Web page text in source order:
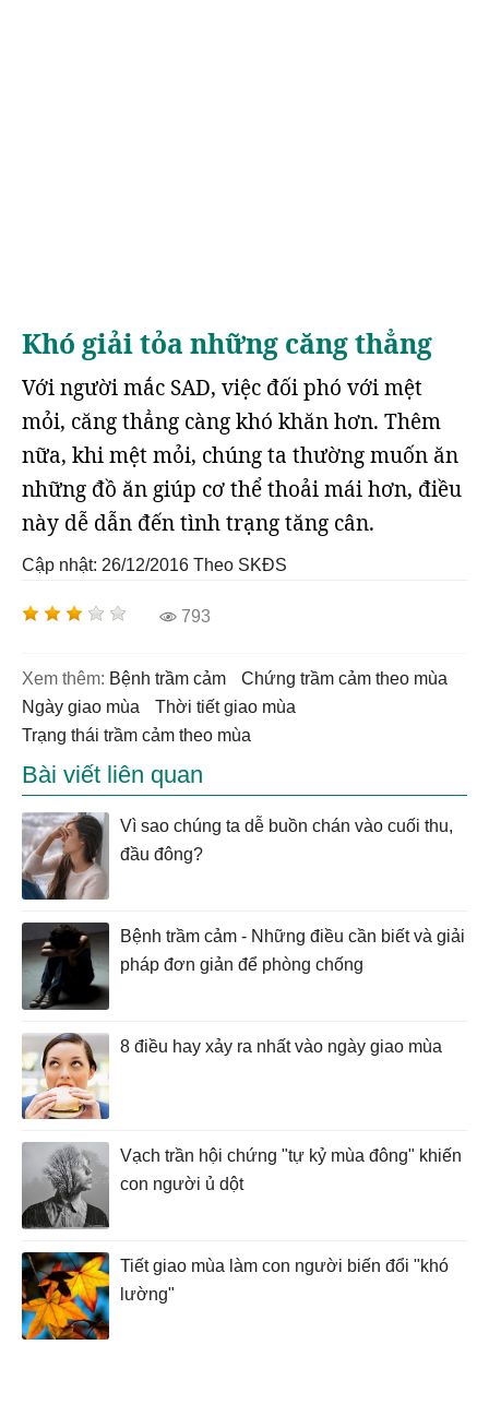
Khó giải tỏa những căng thẳng
Với người mắc SAD, việc đối phó với mệt
mỏi, căng thẳng càng khó khăn hơn. Thêm
nữa, khi mệt mỏi, chúng ta thường muốn ăn
những đồ ăn giúp cơ thể thoải mái hơn, điều
này dễ dẫn đến tình trạng tăng cân.
Cập nhật: 26/12/2016 Theo SKĐS
793
Xem thêm: bệnh trầm cảm
chứng trầm cảm theo mùa
ngày giao mùa
thời tiết giao mùa
trạng thái trầm cảm theo mùa
Bài viết liên quan
Vì sao chúng ta dễ buồn chán vào cuối thu,
đầu đông?
Bệnh trầm cảm - Những điều cần biết và giải
pháp đơn giản để phòng chống
8 điều hay xảy ra nhất vào ngày giao mùa
Vạch trần hội chứng "tự kỷ mùa đông" khiến
con người ủ dột
Tiết giao mùa làm con người biến đổi "khó
lường"